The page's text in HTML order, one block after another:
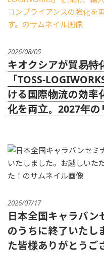
2026/08/05
キオクシアが貿易特
「TOSS-
ける国際物流の効率
化を両立。2027年の
2026/07/17
日本全国キャラバ
のうちに終了いたし
た皆様ありがとうご